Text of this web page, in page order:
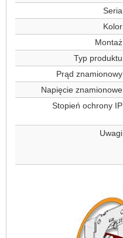
Seria
Kolor
Montaż
Typ produktu
Prąd znamionowy
Napięcie znamionowe
Stopień ochrony IP
Uwagi